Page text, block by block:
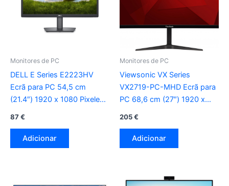
Monitores de PC
DELL E Series E2223HV
Ecrã para PC 54,5 cm
(21.4″) 1920 x 1080 Pixeles
87€
Adicionar
Monitores de PC
Viewsonic VX Series
VX2719-PC-MHD Ecrã para
PC 68,6 cm (27″) 1920 x
205€
Adicionar